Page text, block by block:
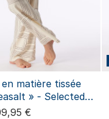
matière tissée
» - Selected
€